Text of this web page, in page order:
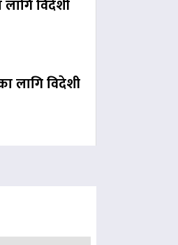
विदेशी
लागि विदेशी